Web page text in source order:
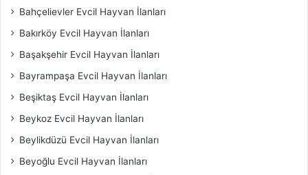
Bahçelievler Evcil Hayvan İlanları
Bakırköy Evcil Hayvan İlanları
Başakşehir Evcil Hayvan İlanları
Bayrampaşa Evcil Hayvan İlanları
Beşiktaş Evcil Hayvan İlanları
Beykoz Evcil Hayvan İlanları
Beylikdüzü Evcil Hayvan İlanları
Beyoğlu Evcil Hayvan İlanları